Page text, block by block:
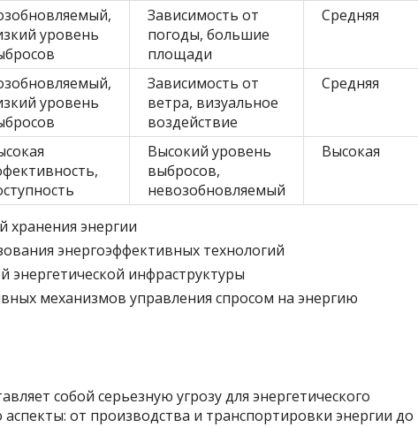
уровень
Зависимость от
погоды, большие
площади
Средняя
уровень
Зависимость от
ветра, визуальное
воздействие
Средняя
Высокий уровень
выбросов,
невозобновляемый
Высокая
хранения энергии
энергоэффективных технологий
энергетической инфраструктуры
механизмов управления спросом на энергию
собой серьезную угрозу для энергетического
аспекты: от производства и транспортировки энергии до